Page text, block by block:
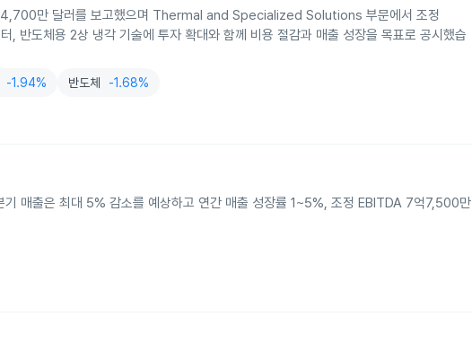
만 달러를 보고했으며 Thermal and Specialized Solutions 부문에서 조정
반도체용 2상 냉각 기술에 투자 확대와 함께 비용 절감과 매출 성장을 목표로 공시했습
-1.94% 반도체 -1.68%
매출은 최대 5% 감소를 예상하고 연간 매출 성장률 1~5%, 조정 EBITDA 7억7,500만